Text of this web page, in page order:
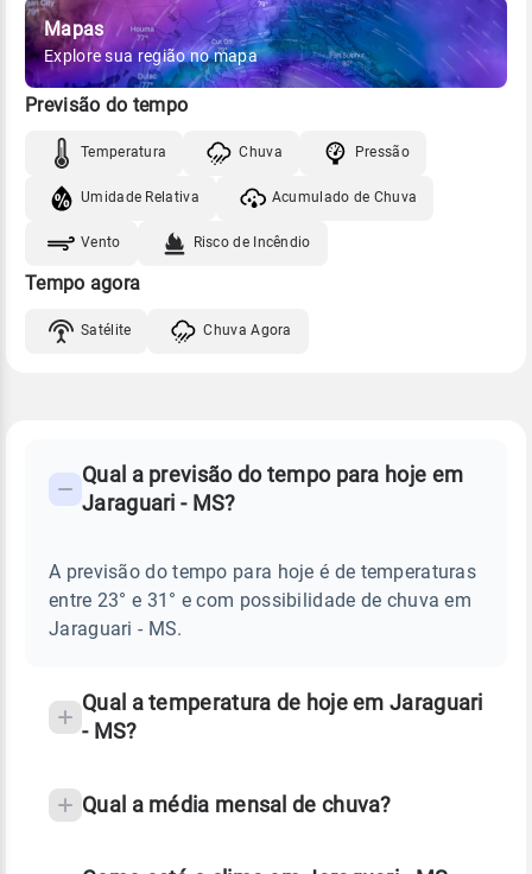
Mapas
Explore sua região no mapa
Previsão do tempo
Temperatura Chuva Pressão
Umidade Relativa Acumulado de Chuva
Vento Risco de Incêndio
Tempo agora
Satélite Chuva Agora
TEMPO
JARAGUARI
Perguntas
sobre
chuva
Qual a previsão do tempo para hoje em
Jaraguari - MS?
A previsão do tempo para hoje é de temperaturas
entre 23° e 31° e com possibilidade de chuva em
Jaraguari - MS.
Qual a temperatura de hoje em Jaraguari
- MS?
Qual a média mensal de chuva?